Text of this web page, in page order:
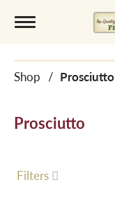
o
g
g
Shop / Prosciutto
Prosciutto
Filters